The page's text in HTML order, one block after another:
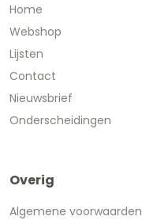
Home
Webshop
Lijsten
Contact
Nieuwsbrief
Onderscheidingen
Overig
Algemene voorwaarden